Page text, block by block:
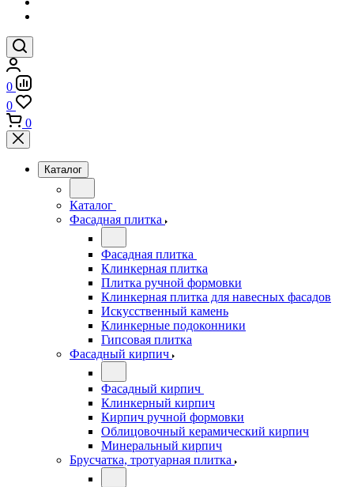
0
0
0
Каталог
Каталог
Фасадная плитка
Фасадная плитка
Клинкерная плитка
Плитка ручной формовки
Клинкерная плитка для навесных фасадов
Искусственный камень
Клинкерные подоконники
Гипсовая плитка
Фасадный кирпич
Фасадный кирпич
Клинкерный кирпич
Кирпич ручной формовки
Облицовочный керамический кирпич
Минеральный кирпич
Брусчатка, тротуарная плитка